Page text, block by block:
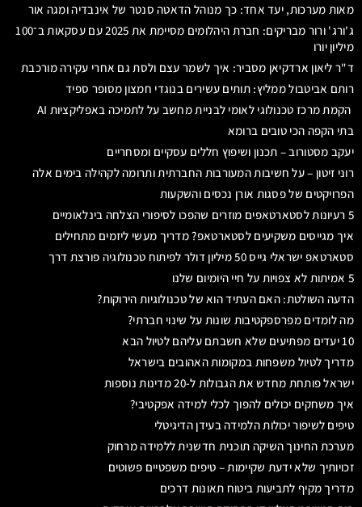
מאות מערכות, יעד אחד: כך מנוהל הדאטה סנטר של אינבדיה ומגה אור
ג'ורג' ורור מבריקים: חברת היהלומים מסיימת את 2025 עם עסקאות ב־100
מיליון יורו
ד"ר ליאון ארדקיאן מסביר: איך לשמר עצם ולסת גם אחרי עקירה מורכבת
רותם אביטבול ממליץ: תותים עשירים בנוגדי חמצון מסופר ספיד
הקמת מרכז טכנולוגי לאומי לבניית מחשב על לתמיכה באפליקציות AI
בתי הקפה הכי טובים ברומא
יעקב מסטורוב – תכנון ושיפוץ חללים עסקיים ומסחריים
רוני זיטון – על חשיבות המעורבות החברתית ותרומה לקהילה בימים אלה
הפרויקטים של פסגות אורן נכסים והשקעות
5 רעיונות לסטארטאפים מוזרים שהפכו לסיפורי הצלחה בינלאומיים
איך מגייסים משקיעים לסטארטאפ? מדריך מעשי ליזמים מתחילים
סטארטאפ ישראלי גייס 50 מיליון דולר לפיתוח טכנולוגיה פורצת דרך
5 אמיתות לא צפויות על חיי היומיום שלנו
הדעה השולטת: האם העתיד הוא של טכנולוגיות הירוקות?
מה לומדים מפרספקטיבות שונות על שינוי חברתי?
10 יעדים מפתיעים שלא חשבתם עליהם לטיול הבא
מדריך לטיול משפחות במקומות האהובים בישראל
ישראל פותחת מחדש את הגבולות ל-20 מדינות נוספות
איך משחקים יכולים להפוך לכלי למידה אפקטיבי?
טיפים לשיפור יכולות הלמידה בעידן הדיגיטלי
מערכת החינוך השיקה תוכנית חדשנית ללמידה מרחוק
זכויותיך שלא ידעת שקיימות – טיפים משפטיים פשוטים
מדריך מקיף לתביעות ביטוח תאונות דרכים